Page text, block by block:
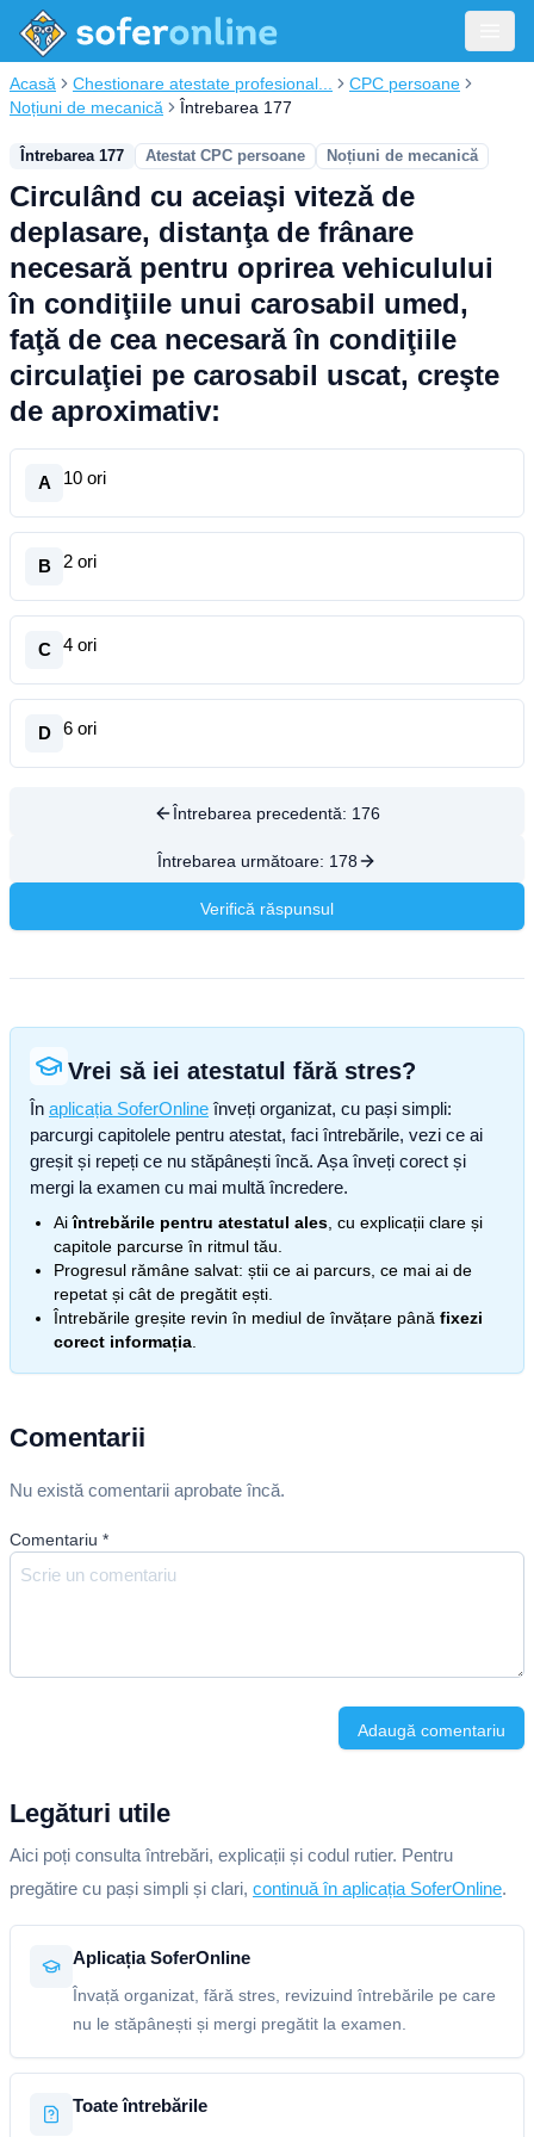
Acasă Chestionare atestate profesional...
CPC persoane
Noțiuni de mecanică
Întrebarea 177
Întrebarea 177 Atestat CPC persoane Noțiuni de mecanică
Circulând cu aceiaşi viteză de
deplasare, distanţa de frânare
necesară pentru oprirea vehiculului
în condiţiile unui carosabil umed,
faţă de cea necesară în condiţiile
circulaţiei pe carosabil uscat, creşte
de aproximativ:
A 10 ori
B 2 ori
C 4 ori
D 6 ori
Întrebarea precedentă: 176
Întrebarea următoare: 178
Verifică răspunsul
Vrei să iei atestatul fără stres?
În aplicația SoferOnline înveți organizat, cu pași simpli:
parcurgi capitolele pentru atestat, faci întrebările, vezi ce ai
greșit și repeți ce nu stăpânești încă. Așa înveți corect și
mergi la examen cu mai multă încredere.
Aiîntrebările pentru atestatul ales , cu explicații clare și
capitole parcurse în ritmul tău.
Progresul rămâne salvat: știi ce ai parcurs, ce mai ai de
repetat și cât de pregătit ești.
Întrebările greșite revin în mediul de învățare până fixezi
corect informația
Comentarii
Nu există comentarii aprobate încă.
Comentariu *
Adaugă comentariu
Legături utile
Aici poți consulta întrebări, explicații și codul rutier. Pentru
pregătire cu pași simpli și clari, continuă în aplicația SoferOnline.
Aplicația SoferOnline
Învață organizat, fără stres, revizuind întrebările pe care
nu le stăpânești și mergi pregătit la examen.
Toate întrebările